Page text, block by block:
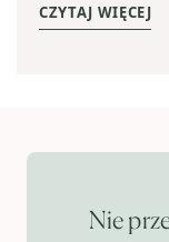
CZYTAJ WIĘCEJ
Nie